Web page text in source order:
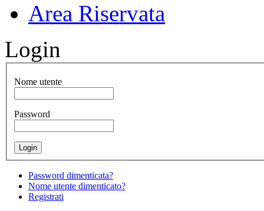
Area Riservata
Login
Nome utente
Password
Password dimenticata?
Nome utente dimenticato?
Registrati